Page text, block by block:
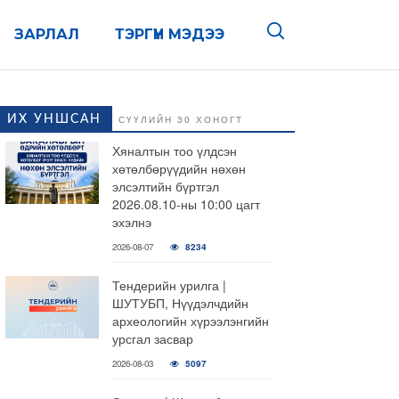
ТЭРГҮҮН МЭДЭЭ
ЗАРЛАЛ
ИХ УНШСАН СҮҮЛИЙН 30 ХОНОГТ
Хяналтын тоо үлдсэн
хөтөлбөрүүдийн нөхөн
элсэлтийн бүртгэл
2026.08.10-ны 10:00 цагт
эхэлнэ
2026-08-07 8234
Тендерийн урилга |
ШУТУБП, Нүүдэлчдийн
археологийн хүрээлэнгийн
урсгал засвар
2026-08-03 5097